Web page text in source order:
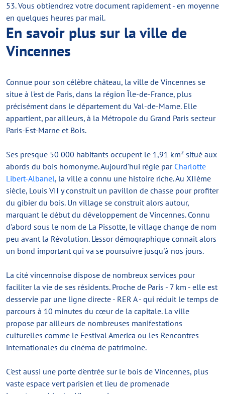
53. Vous obtiendrez votre document rapidement - en moyenne
en quelques heures par mail.
En savoir plus sur la ville de
Vincennes
Connue pour son célèbre château, la ville de Vincennes se
situe à l'est de Paris, dans la région Île-de-France, plus
précisément dans le département du Val-de-Marne. Elle
appartient, par ailleurs, à la Métropole du Grand Paris secteur
Paris-Est-Marne et Bois.
Ses presque 50 000 habitants occupent le 1,91 km² situé aux
abords du bois homonyme. Aujourd'hui régie par Charlotte
Libert-Albanel, la ville a connu une histoire riche. Au XIIème
siècle, Louis VII y construit un pavillon de chasse pour profiter
du gibier du bois. Un village se construit alors autour,
marquant le début du développement de Vincennes. Connu
d'abord sous le nom de La Pissotte, le village change de nom
peu avant la Révolution. L'essor démographique connaît alors
un bond important qui va se poursuivre jusqu'à nos jours.
La cité vincennoise dispose de nombreux services pour
faciliter la vie de ses résidents. Proche de Paris - 7 km - elle est
desservie par une ligne directe - RER A - qui réduit le temps de
parcours à 10 minutes du cœur de la capitale. La ville
propose par ailleurs de nombreuses manifestations
culturelles comme le Festival America ou les Rencontres
internationales du cinéma de patrimoine.
C'est aussi une porte d'entrée sur le bois de Vincennes, plus
vaste espace vert parisien et lieu de promenade